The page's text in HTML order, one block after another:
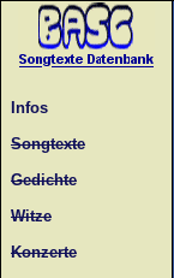
Infos
Songtexte
Gedichte
Witze
Konzerte